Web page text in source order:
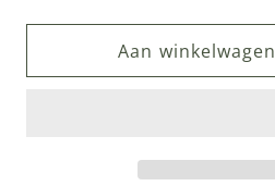
voor
MM
Sports
Aan